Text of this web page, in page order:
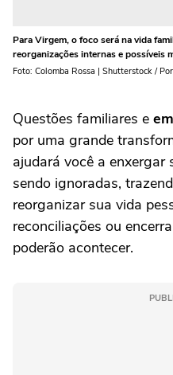
Para Virgem, o foco será na vida
reorganizações internas e possíveis
Foto: Colomba Rossa | Shutterstock /
Questões familiares e
por uma grande
ajudará você a enxergar
sendo ignoradas,
reorganizar sua vida
reconciliações ou
poderão acontecer.